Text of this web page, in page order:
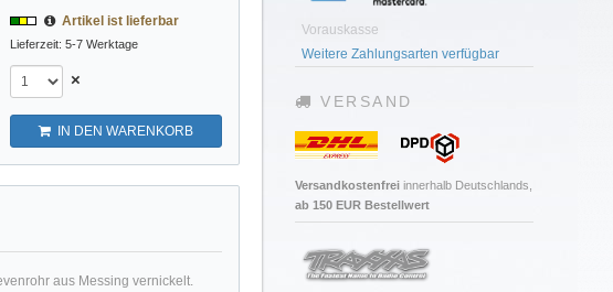
Artikel ist lieferbar
Lieferzeit: 5-7 Werktage
×
IN DEN WARENKORB
aus Messing vernickelt.
Vorauskasse
Weitere Zahlungsarten verfügbar
VERSAND
Versandkostenfrei innerhalb Deutschlands,
ab 150 EUR Bestellwert